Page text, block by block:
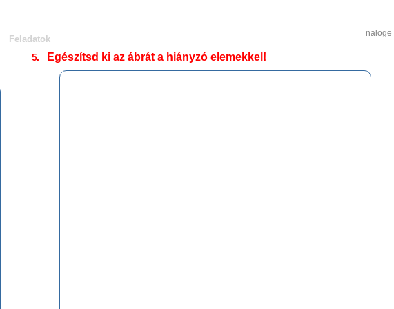
naloge
Feladatok
5. Egészítsd ki az ábrát a hiányzó elemekkel!